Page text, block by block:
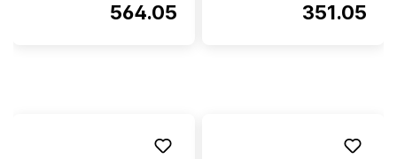
564.05 351.05